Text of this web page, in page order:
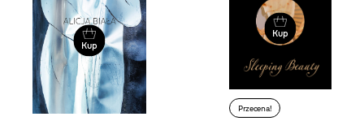
Kup
Kup
Przecena!